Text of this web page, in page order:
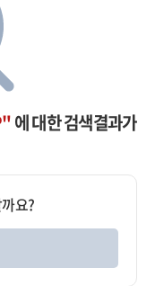
에 대한 검색결과가
요?